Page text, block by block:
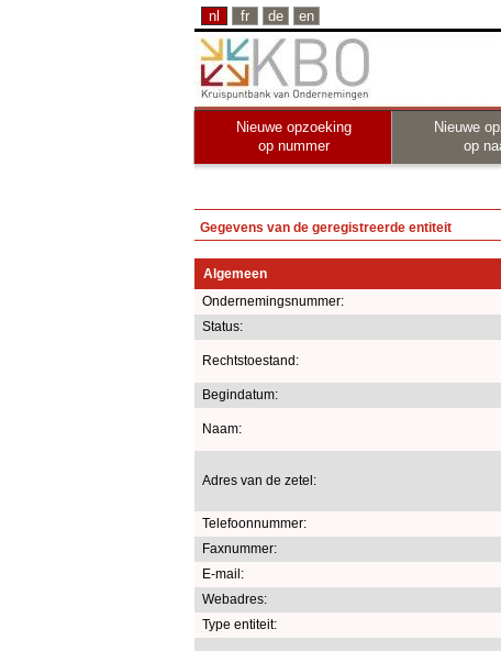
nl fr de en
Nieuwe opzoeking
op nummer
Nieuwe
op
Gegevens van de geregistreerde entiteit
Algemeen
Ondernemingsnummer:
Status:
Rechtstoestand:
Begindatum:
Naam:
Adres van de zetel:
Telefoonnummer:
Faxnummer:
E-mail:
Webadres:
Type entiteit: